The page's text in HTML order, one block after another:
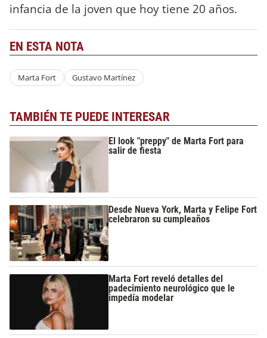
infancia de la joven que hoy tiene 20 años.
EN ESTA NOTA
Marta Fort Gustavo Martínez
TAMBIÉN TE PUEDE INTERESAR
El look "preppy" de Marta Fort para
salir de fiesta
Desde Nueva York, Marta y Felipe Fort
celebraron su cumpleaños
Marta Fort reveló detalles del
padecimiento neurológico que le
impedía modelar